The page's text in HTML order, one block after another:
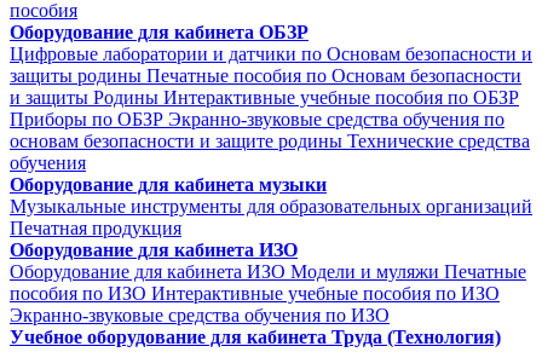
пособия
Оборудование для кабинета ОБЗР
Цифровые лаборатории и датчики по Основам безопасности и
защиты родины Печатные пособия по Основам безопасности
и защиты Родины Интерактивные учебные пособия по ОБЗР
Приборы по ОБЗР Экранно-звуковые средства обучения по
основам безопасности и защите родины Технические средства
обучения
Оборудование для кабинета музыки
Музыкальные инструменты для образовательных организаций
Печатная продукция
Оборудование для кабинета ИЗО
Оборудование для кабинета ИЗО Модели и муляжи Печатные
пособия по ИЗО Интерактивные учебные пособия по ИЗО
Экранно-звуковые средства обучения по ИЗО
Учебное оборудование для кабинета Труда (Технология)